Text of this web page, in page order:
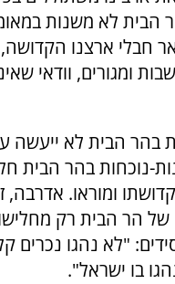
הבית לא משנות
חבלי ארצנו
ומגורים, וודאי
בהר הבית לא ייעשה
נוכחות בהר הבית
ומוראו. אדרבה,
של הר הבית רק
"לא נהגו נכרים
בו ישראל".